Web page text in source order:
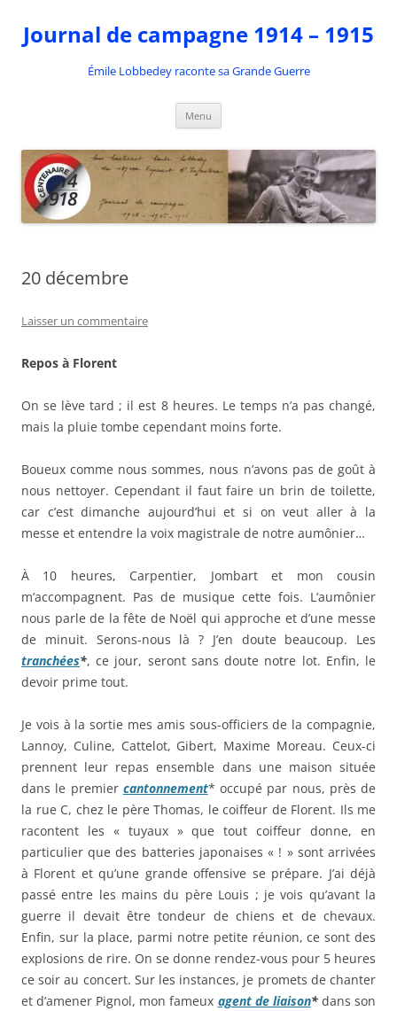
contenu
Journal de campagne 1914 – 1915
Émile Lobbedey raconte sa Grande Guerre
Menu
20 décembre
Laisser un commentaire
Repos à Florent
On se lève tard ; il est 8 heures. Le temps n’a pas changé,
mais la pluie tombe cependant moins forte.
Boueux comme nous sommes, nous n’avons pas de goût à
nous nettoyer. Cependant il faut faire un brin de toilette,
car c’est dimanche aujourd’hui et si on veut aller à la
messe et entendre la voix magistrale de notre aumônier…
À 10 heures, Carpentier, Jombart et mon cousin
m’accompagnent. Pas de musique cette fois. L’aumônier
nous parle de la fête de Noël qui approche et d’une messe
de minuit. Serons-nous là ? J’en doute beaucoup. Les
tranchées*, ce jour, seront sans doute notre lot. Enfin, le
devoir prime tout.
Je vois à la sortie mes amis sous-officiers de la compagnie,
Lannoy, Culine, Cattelot, Gibert, Maxime Moreau. Ceux-ci
prennent leur repas ensemble dans une maison située
dans le premier cantonnement* occupé par nous, près de
la rue C, chez le père Thomas, le coiffeur de Florent. Ils me
racontent les « tuyaux » que tout coiffeur donne, en
particulier que des batteries japonaises « ! » sont arrivées
à Florent et qu’une grande offensive se prépare. J’ai déjà
passé entre les mains du père Louis ; je vois qu’avant la
guerre il devait être tondeur de chiens et de chevaux.
Enfin, sur la place, parmi notre petite réunion, ce sont des
explosions de rire. On se donne rendez-vous pour 5 heures
ce soir au concert. Sur les instances, je promets de chanter
et d’amener Pignol, mon fameux agent de liaison*dans son